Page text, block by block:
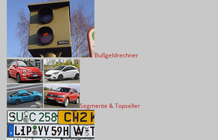
Bußgeldrechner
Segmente & Topseller